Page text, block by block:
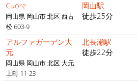
Cuore
岡山県 岡山市 北区 西古
松 603-9
岡山駅
徒歩25分
アルファガーデン大
元
岡山県 岡山市 北区 大元
上町 11-23
北長瀬駅
徒歩22分